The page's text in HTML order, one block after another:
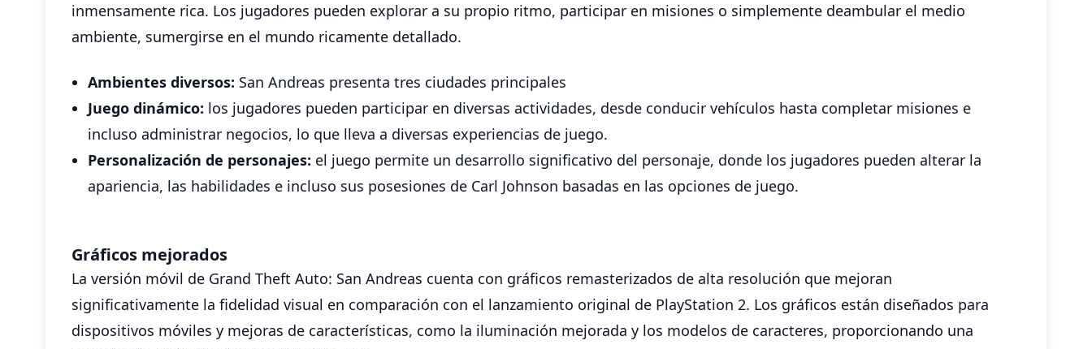
inmensamente rica. Los jugadores pueden explorar a su propio ritmo, participar en misiones o simplemente deambular el medio
ambiente, sumergirse en el mundo ricamente detallado.
Ambientes diversos: San Andreas presenta tres ciudades principales
Juego dinámico: los jugadores pueden participar en diversas actividades, desde conducir vehículos hasta completar misiones e
incluso administrar negocios, lo que lleva a diversas experiencias de juego.
Personalización de personajes: el juego permite un desarrollo significativo del personaje, donde los jugadores pueden alterar la
apariencia, las habilidades e incluso sus posesiones de Carl Johnson basadas en las opciones de juego.
Gráficos mejorados
La versión móvil de Grand Theft Auto: San Andreas cuenta con gráficos remasterizados de alta resolución que mejoran
significativamente la fidelidad visual en comparación con el lanzamiento original de PlayStation 2. Los gráficos están diseñados para
dispositivos móviles y mejoras de características, como la iluminación mejorada y los modelos de caracteres, proporcionando una